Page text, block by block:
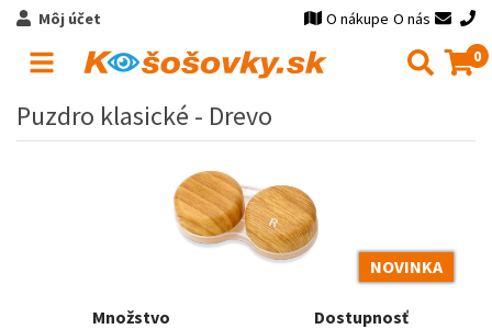
Môj účet O nákupe O nás
0
Puzdro klasické - Drevo
NOVINKA
Množstvo
Dostupnosť